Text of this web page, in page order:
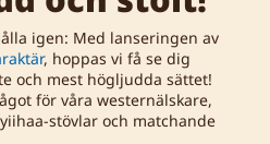
igen: Med lanseringen av
, hoppas vi få se dig
och mest högljudda sättet!
för våra westernälskare,
stövlar och matchande